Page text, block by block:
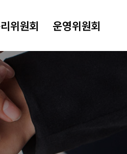
위원회 운영위원회